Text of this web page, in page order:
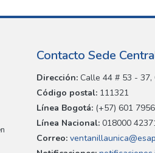
Contacto Sede
Dirección: Calle 44 # 53 - 37,
Código postal: 111321
Línea Bogotá: (+57) 601
Línea Nacional: 018000
Correo: